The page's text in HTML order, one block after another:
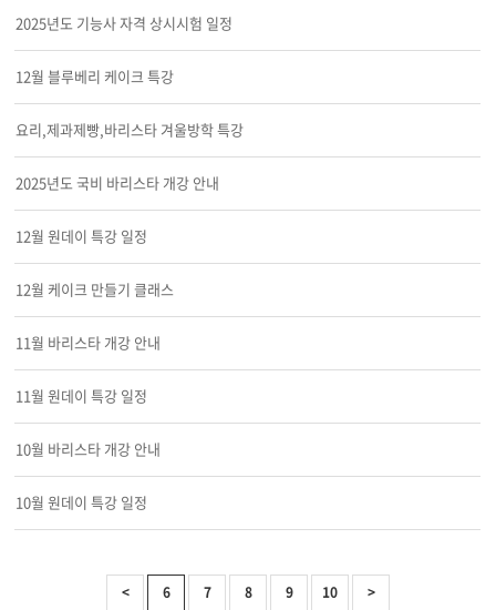
2025년도 기능사 자격 상시시험 일정
12월 블루베리 케이크 특강
요리,제과제빵,바리스타 겨울방학 특강
2025년도 국비 바리스타 개강 안내
12월 원데이 특강 일정
12월 케이크 만들기 클래스
11월 바리스타 개강 안내
11월 원데이 특강 일정
10월 바리스타 개강 안내
10월 원데이 특강 일정
< 6 7 8 9 10 >